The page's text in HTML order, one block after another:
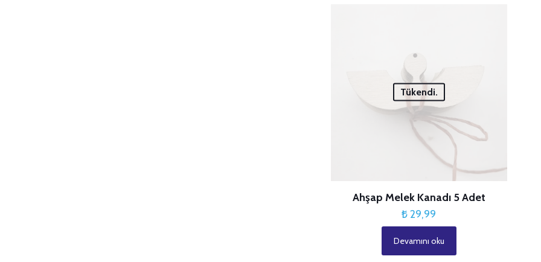
sayfasından
seçilebilir
Tükendi.
Ahşap Melek Kanadı 5 Adet
₺29,99
Devamını oku